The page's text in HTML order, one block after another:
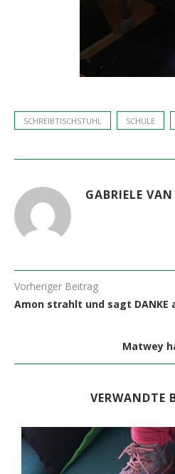
SCHREIBTISCHSTUHL SCHULE
GABRIELE
Vorheriger Beitrag
Amon strahlt und sagt DANKE
Matwey
VERWANDTE